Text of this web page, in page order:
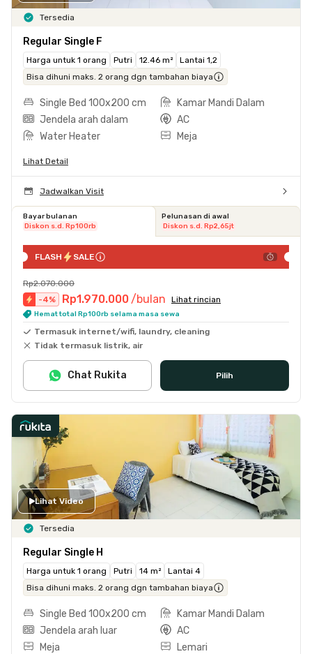
Tersedia
Regular Single F
Harga untuk 1 orang Putri 12.46 m²
Lantai 1,2
Bisa dihuni maks. 2 orang dgn tambahan biaya
Single Bed 100x200 cm
Kamar Mandi Dalam
Jendela arah dalam
AC
Water Heater
Meja
Lihat Detail
Jadwalkan Visit
Bayar bulanan
Diskon s.d. Rp100rb
Pelunasan di awal
Diskon s.d. Rp2,65jt
FLASH SALE
Rp2.070.000
-4% Rp1.970.000 /bulan Lihat rincian
Hemat total Rp100rb selama masa sewa
Termasuk internet/wifi, laundry, cleaning
Tidak termasuk listrik, air
Pilih
Chat Rukita
Lihat Video
Tersedia
Regular Single H
Harga untuk 1 orang Putri 14 m²
Lantai 4
Bisa dihuni maks. 2 orang dgn tambahan biaya
Single Bed 100x200 cm
Kamar Mandi Dalam
Jendela arah luar
AC
Meja
Lemari